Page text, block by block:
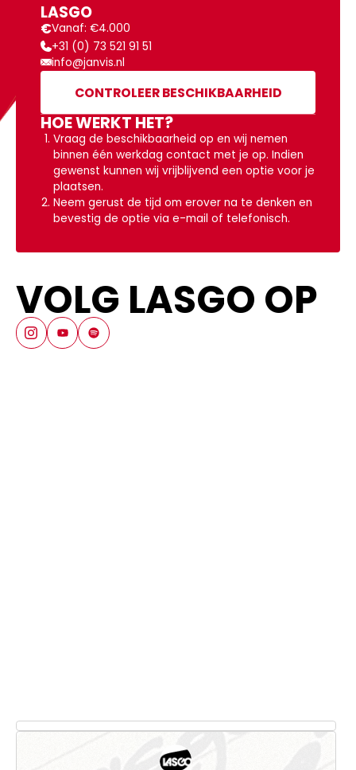
VOLG LASGO OP
LASGO
€Vanaf: €4.000
+31 (0) 73 521 91 51
info@janvis.nl
CONTROLEER BESCHIKBAARHEID
HOE WERKT HET?
Vraag de beschikbaarheid op en wij nemen
binnen één werkdag contact met je op. Indien
gewenst kunnen wij vrijblijvend een optie voor je
plaatsen.
Neem gerust de tijd om erover na te denken en
bevestig de optie via e-mail of telefonisch.